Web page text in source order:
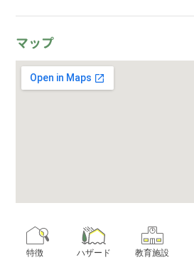
マップ
特徴 ハザード 教育施設